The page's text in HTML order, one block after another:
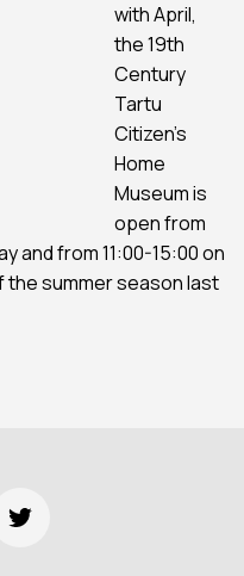
with April,
the 19th
Century
Tartu
Citizen’s
Home
Museum is
open from
and from 11:00-15:00 on
the summer season last